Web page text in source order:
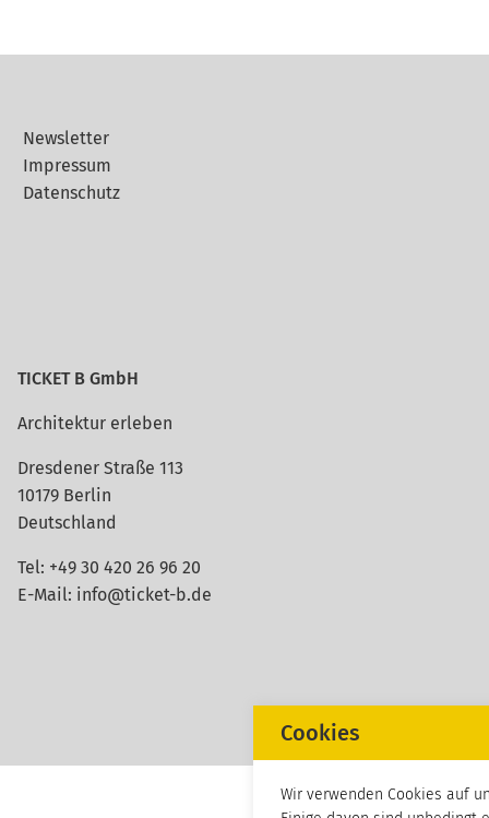
Newsletter
Impressum
Datenschutz
TICKET B GmbH
Architektur erleben
Dresdener Straße 113
10179 Berlin
Deutschland
Tel: +49 30 420 26 96 20
E-Mail: info@ticket-b.de
Cookies
Wir verwenden Cookies auf